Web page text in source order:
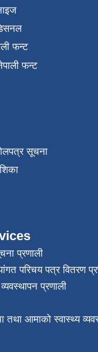
फन्ट
फन्ट
सूचना
प्रणाली
परिचय पत्र वितरण
प्रणाली
तथा आमाको स्वास्थ्य